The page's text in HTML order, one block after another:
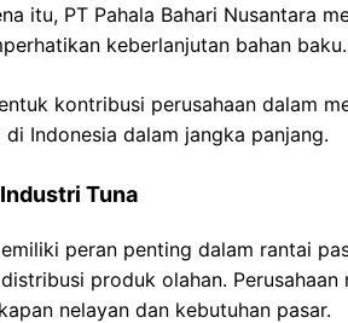
itu, PT Pahala Bahari Nusantara
keberlanjutan bahan baku.
kontribusi perusahaan dalam
Indonesia dalam jangka panjang.
Tuna
peran penting dalam rantai
produk olahan. Perusahaan
nelayan dan kebutuhan pasar.